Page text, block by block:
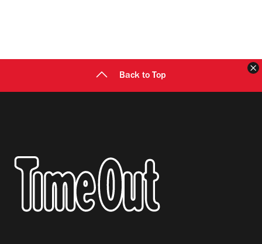
Back to Top